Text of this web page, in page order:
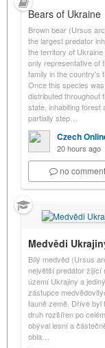
Bears of Ukraine
Brown bear (Ursus
the largest predator
the territory of Ukraine
only representative of
family in the country's
Once this species
distributed throughout
state, inhabiting forest
partially step…
Czech
20 hours ago
no
Medvědi
Bílý medvěd (Ursus
největší predátor žijící
území Ukrajiny a jediný
zástupce
fauně země. Dříve byl
druh rozšířen po
obýval lesní a
obla…